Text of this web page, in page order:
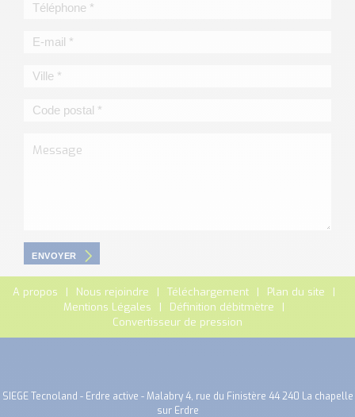
ENVOYER
A propos Nous rejoindre Téléchargement
Plan du site
Mentions Légales
Définition débitmètre
Convertisseur de pression
SIEGE Tecnoland - Erdre active - Malabry 4, rue du Finistère 44 240 La chapelle
sur Erdre